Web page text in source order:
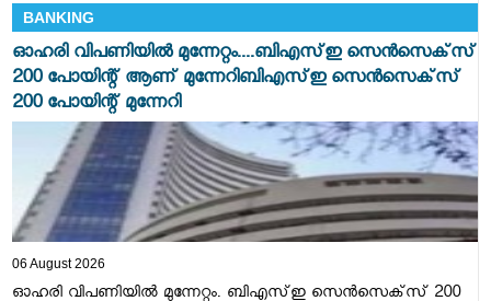
BANKING
ഓഹരി വിപണിയില്‍ മുന്നേറ്റം....ബിഎസ്ഇ സെന്‍സെക്‌സ്
200 പോയിന്റ് ആണ് മുന്നേറിബിഎസ്ഇ സെന്‍സെക്‌സ്
200 പോയിന്റ് മുന്നേറി
06 August 2026
ഓഹരി വിപണിയില്‍ മുന്നേറ്റം. ബിഎസ്ഇ സെന്‍സെക്‌സ് 200